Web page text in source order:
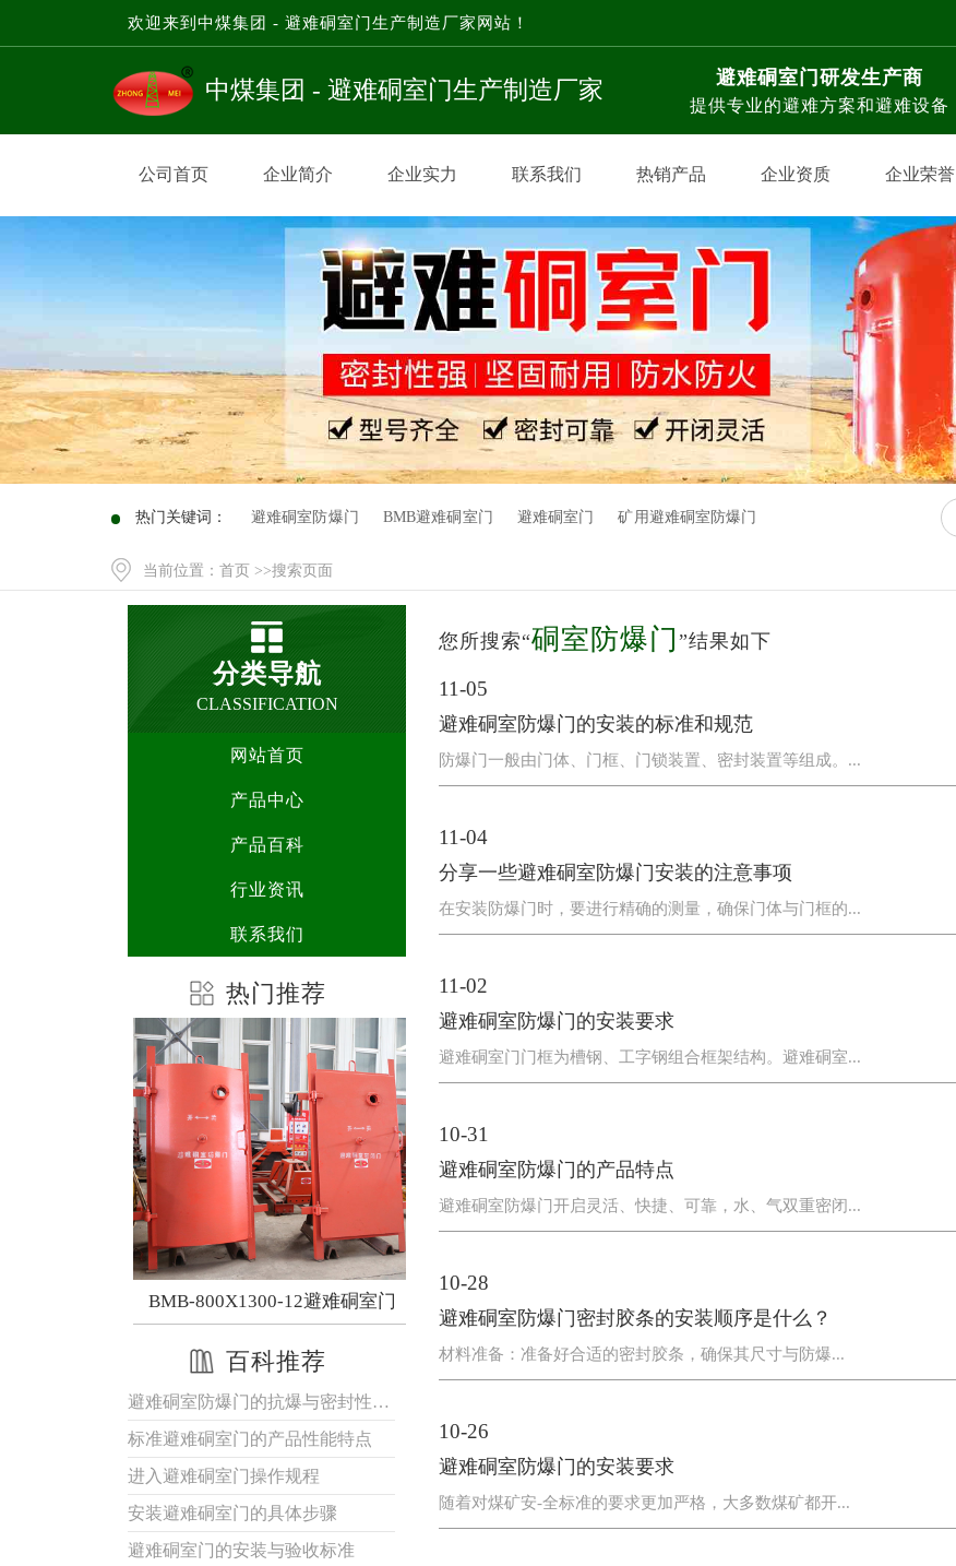
欢迎来到中煤集团 - 避难硐室门生产制造厂家网站！
中煤集团 - 避难硐室门生产制造厂家 避难硐室门研发生产商
提供专业的避难方案和避难设备
公司首页 企业简介 企业实力 联系我们 热销产品 企业资质 企业荣誉
热门关键词： 避难硐室防爆门 BMB避难硐室门 避难硐室门 矿用避难硐室防爆门
当前位置：首页 >>搜索页面
分类导航
CLASSIFICATION
网站首页
产品中心
产品百科
行业资讯
联系我们
热门推荐
避难硐室门
百科推荐
避难硐室防爆门的抗爆与密封性能优势
标准避难硐室门的产品性能特点
进入避难硐室门操作规程
安装避难硐室门的具体步骤
避难硐室门的安装与验收标准
您所搜索“硐室防爆门 ”结果如下
11-05
避难硐室防爆门的安装的标准和规范
防爆门一般由门体、门框、门锁装置、密封装置等组成。...
11-04
分享一些避难硐室防爆门安装的注意事项
在安装防爆门时，要进行精确的测量，确保门体与门框的...
11-02
避难硐室防爆门的安装要求
避难硐室门门框为槽钢、工字钢组合框架结构。避难硐室...
10-31
避难硐室防爆门的产品特点
避难硐室防爆门开启灵活、快捷、可靠，水、气双重密闭...
10-28
避难硐室防爆门密封胶条的安装顺序是什么？
材料准备：准备好合适的密封胶条，确保其尺寸与防爆...
10-26
避难硐室防爆门的安装要求
随着对煤矿安-全标准的要求更加严格，大多数煤矿都开...